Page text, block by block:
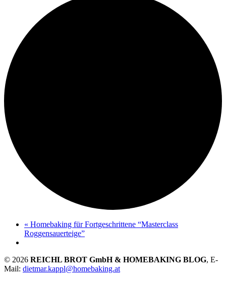
« Homebaking für Fortgeschrittene “Masterclass
Roggensauerteige”
© 2026 REICHL BROT GmbH & HOMEBAKING BLOG, E-
Mail: dietmar.kappl@homebaking.at